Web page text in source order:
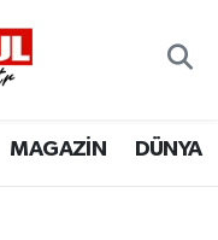
MAGAZİN DÜNYA